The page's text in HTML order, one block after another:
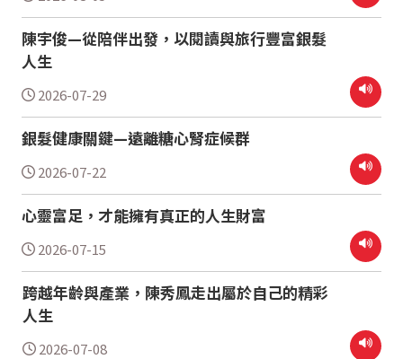
陳宇俊—從陪伴出發，以閱讀與旅行豐富銀髮
人生
2026-07-29
銀髮健康關鍵—遠離糖心腎症候群
2026-07-22
心靈富足，才能擁有真正的人生財富
2026-07-15
跨越年齡與產業，陳秀鳳走出屬於自己的精彩
人生
2026-07-08